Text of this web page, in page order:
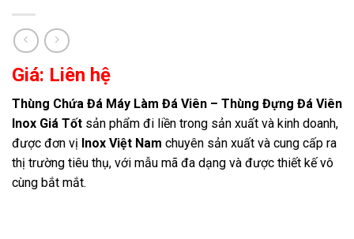
Giá: Liên hệ
Thùng Chứa Đá Máy Làm Đá Viên – Thùng Đựng Đá Viên
Inox Giá Tốt sản phẩm đi liền trong sản xuất và kinh doanh,
được đơn vị Inox Việt Nam chuyên sản xuất và cung cấp ra
thị trường tiêu thụ, với mẫu mã đa dạng và được thiết kế vô
cùng bắt mắt.